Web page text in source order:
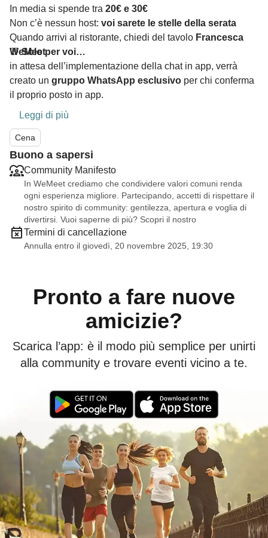
In media si spende tra 20€ e 30€
Non c’è nessun host: voi sarete le stelle della serata
Quando arrivi al ristorante, chiedi del tavolo Francesca
WeMeet
💬Solo per voi…
in attesa dell’implementazione della chat in app, verrà
creato un gruppo WhatsApp esclusivo per chi conferma
il proprio posto in app.
Leggi di più
Cena
Buono a sapersi
Community Manifesto
In WeMeet crediamo che condividere valori comuni renda
ogni esperienza migliore. Partecipando, accetti di rispettare il
nostro spirito di community: gentilezza, apertura e voglia di
divertirsi. Vuoi saperne di più? Scopri il nostro
Termini di cancellazione
Annulla entro il giovedì, 20 novembre 2025, 19:30
Pronto a fare nuove
amicizie?
Scarica l’app: è il modo più semplice per unirti
alla community e trovare eventi vicino a te.